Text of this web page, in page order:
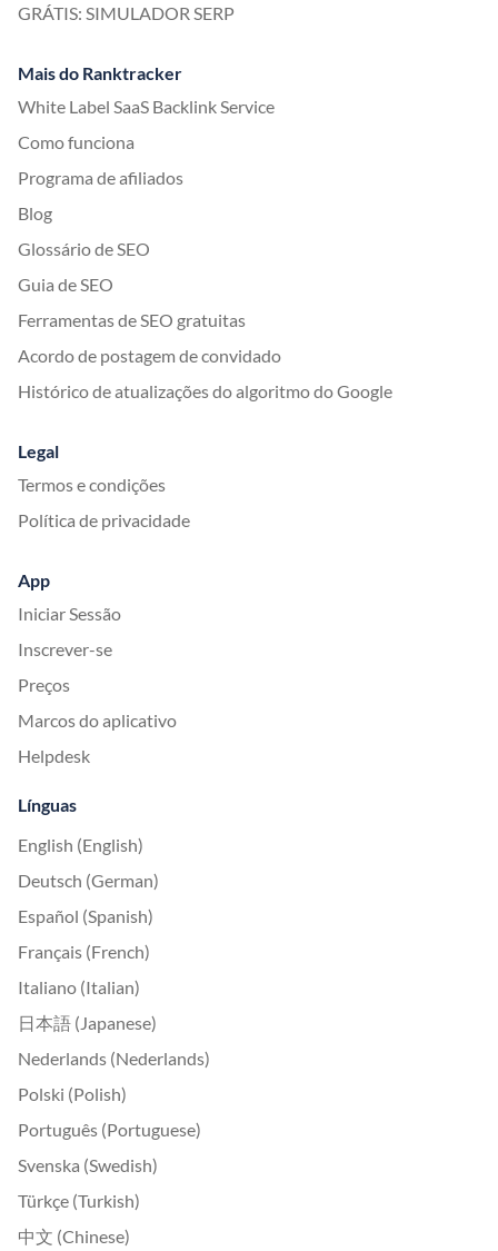
GRÁTIS: SIMULADOR SERP
Mais do Ranktracker
White Label SaaS Backlink Service
Como funciona
Programa de afiliados
Blog
Glossário de SEO
Guia de SEO
Ferramentas de SEO gratuitas
Acordo de postagem de convidado
Histórico de atualizações do algoritmo do Google
Legal
Termos e condições
Política de privacidade
App
Iniciar Sessão
Inscrever-se
Preços
Marcos do aplicativo
Helpdesk
Línguas
English (English)
Deutsch (German)
Español (Spanish)
Français (French)
Italiano (Italian)
日本語 (Japanese)
Nederlands (Nederlands)
Polski (Polish)
Português (Portuguese)
Svenska (Swedish)
Türkçe (Turkish)
中文 (Chinese)